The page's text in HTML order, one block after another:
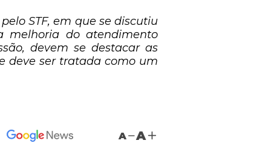
STF, em que se discutiu
melhoria do atendimento
devem se destacar as
deve ser tratada como um
A A